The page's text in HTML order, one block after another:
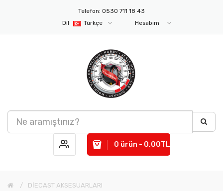
Telefon: 0530 711 18 43
Dil
Türkçe Hesabım
0 ürün - 0,00TL
DİECAST AKSESUARLARI